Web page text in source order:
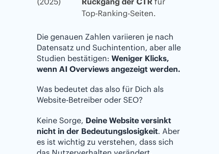
Top-Ranking-Seiten.
Die genauen Zahlen variieren je nach
Datensatz und Suchintention, aber alle
Studien bestätigen: Weniger Klicks,
wenn AI Overviews angezeigt werden.
Was bedeutet das also für Dich als
Website-Betreiber oder SEO?
Keine Sorge, Deine Website versinkt
nicht in der Bedeutungslosigkeit. Aber
es ist wichtig zu verstehen, dass sich